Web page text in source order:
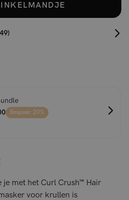
Bespaar 20%
met het Curl Crush™ Hair
voor krullen is